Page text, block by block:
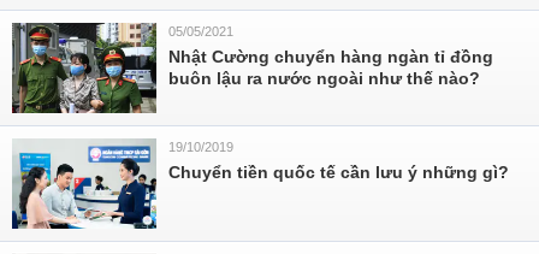
05/05/2021
Nhật Cường chuyển hàng ngàn tỉ đồng
buôn lậu ra nước ngoài như thế nào?
19/10/2019
Chuyển tiền quốc tế cần lưu ý những gì?